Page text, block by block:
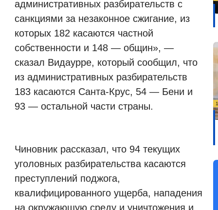
административных разбирательств с
санкциями за незаконное сжигание, из
которых 182 касаются частной
собственности и 148 — общин», —
сказал Видаурре, который сообщил, что
из административных разбирательств
183 касаются Санта-Крус, 54 — Бени и
93 — остальной части страны.
Чиновник рассказал, что 94 текущих
уголовных разбирательства касаются
преступлений поджога,
квалифицированного ущерба, нападения
на окружающую среду и уничтожения и